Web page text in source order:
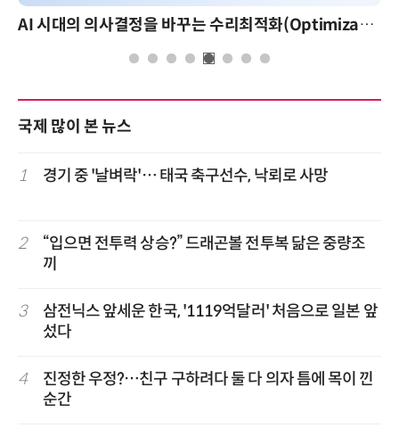
AI 시대의 의사결정을 바꾸는 수리최적화(Optimization): 실제 산업 적용 사례와 활용 전략
국제 많이 본 뉴스
1 경기 중 '날벼락'… 태국 축구선수, 낙뢰로 사망
2
“입으면 전투력 상승?” 드래곤볼 전투복 닮은 중량조
끼
3
삼전닉스 앞세운 한국, '1119억달러' 처음으로 일본 앞
섰다
4
진정한 우정?…친구 구하려다 둘 다 의자 틈에 목이 낀
순간